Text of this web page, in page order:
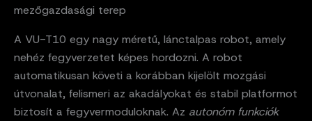
mezőgazdasági terep
A VU-T10 egy nagy méretű, lánctalpas robot, amely
nehéz fegyverzetet képes hordozni. A robot
automatikusan követi a korábban kijelölt mozgási
útvonalat, felismeri az akadályokat és stabil platformot
biztosít a fegyvermoduloknak. Az autonóm funkciók